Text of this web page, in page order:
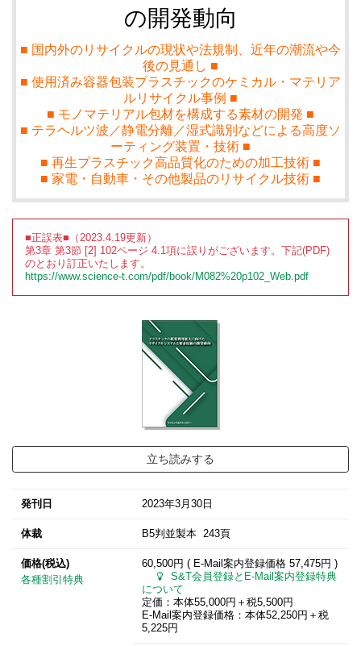
の開発動向
■ 国内外のリサイクルの現状や法規制、近年の潮流や今
後の見通し ■
■ 使用済み容器包装プラスチックのケミカル・マテリア
ルリサイクル事例 ■
■ モノマテリアル包材を構成する素材の開発 ■
■ テラヘルツ波／静電分離／湿式識別などによる高度ソ
ーティング装置・技術 ■
■ 再生プラスチック高品質化のための加工技術 ■
■ 家電・自動車・その他製品のリサイクル技術 ■
■正誤表■（2023.4.19更新）
第3章 第3節 [2] 102ページ 4.1項に誤りがございます。下記(PDF)
のとおり訂正いたします。
https://www.science-t.com/pdf/book/M082%20p102_Web.pdf
立ち読みする
発刊日 2023年3月30日
体裁 B5判並製本 243頁
価格(税込)
各種割引特典
60,500円 ( E-Mail案内登録価格 57,475円 )
S&T会員登録とE-Mail案内登録特典
について
定価：本体55,000円＋税5,500円
E-Mail案内登録価格：本体52,250円＋税
5,225円